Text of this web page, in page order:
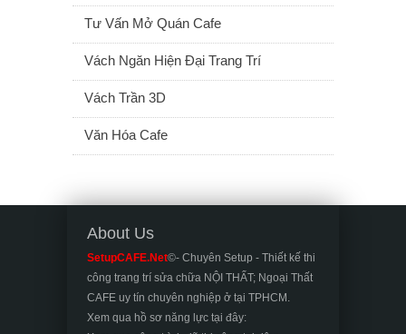
Tư Vấn Mở Quán Cafe
Vách Ngăn Hiện Đại Trang Trí
Vách Trần 3D
Văn Hóa Cafe
About Us
SetupCAFE.Net©- Chuyên Setup - Thiết kế thi
công trang trí sửa chữa NỘI THẤT; Ngoại Thất
CAFE uy tín chuyên nghiệp ở tại TPHCM.
Xem qua hồ sơ năng lực tại đây: